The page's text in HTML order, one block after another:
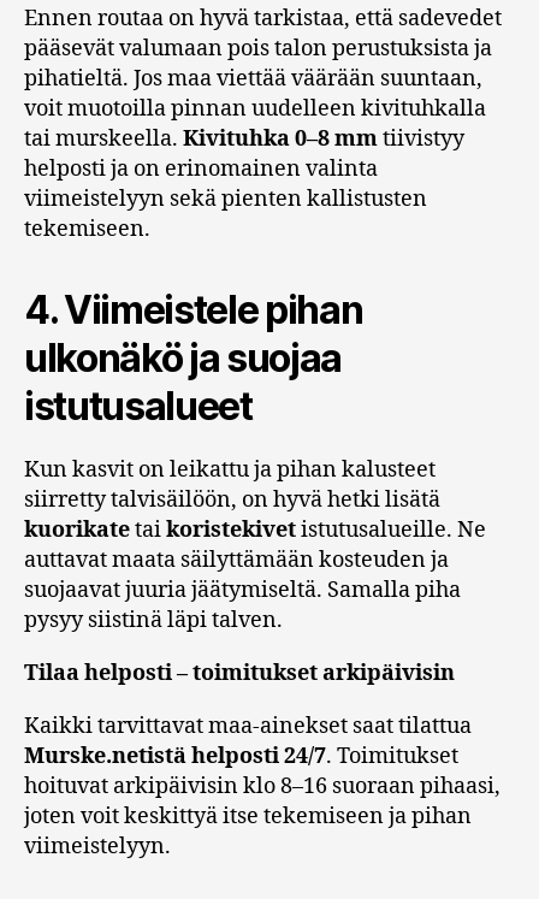
Ennen routaa on hyvä tarkistaa, että sadevedet
pääsevät valumaan pois talon perustuksista ja
pihatieltä. Jos maa viettää väärään suuntaan,
voit muotoilla pinnan uudelleen kivituhkalla
tai murskeella. Kivituhka 0–8 mmtiivistyy
helposti ja on erinomainen valinta
viimeistelyyn sekä pienten kallistusten
tekemiseen.
4. Viimeistele pihan
ulkonäkö ja suojaa
istutusalueet
Kun kasvit on leikattu ja pihan kalusteet
siirretty talvisäilöön, on hyvä hetki lisätä
kuorikatetaikoristekivetistutusalueille. Ne
auttavat maata säilyttämään kosteuden ja
suojaavat juuria jäätymiseltä. Samalla piha
pysyy siistinä läpi talven.
Tilaa helposti – toimitukset arkipäivisin
Kaikki tarvittavat maa-ainekset saat tilattua
Murske.netistä helposti 24/7. Toimitukset
hoituvat arkipäivisin klo 8–16 suoraan pihaasi,
joten voit keskittyä itse tekemiseen ja pihan
viimeistelyyn.